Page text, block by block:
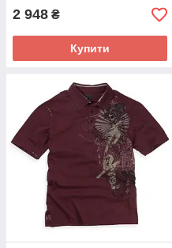
2 948 ₴
Купити